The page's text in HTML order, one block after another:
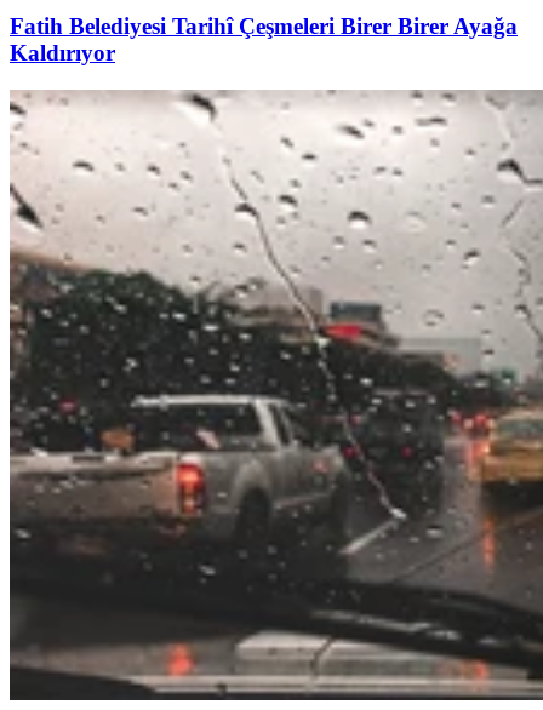
Fatih Belediyesi Tarihî Çeşmeleri Birer Birer Ayağa
Kaldırıyor